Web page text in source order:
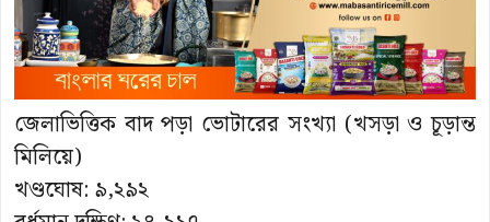
জেলাভিত্তিক বাদ পড়া ভোটারের সংখ্যা (খসড়া ও চূড়ান্ত
মিলিয়ে)
খণ্ডঘোষ: ৯,২৯২